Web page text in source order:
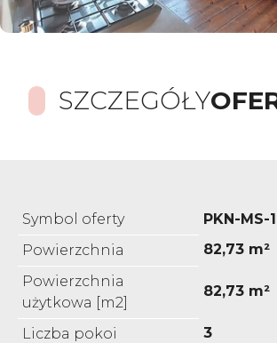
SZCZEGÓŁY
Symbol oferty
PKN-MS-
Powierzchnia
82,73 m²
Powierzchnia
użytkowa [m2]
82,73 m²
Liczba pokoi
3